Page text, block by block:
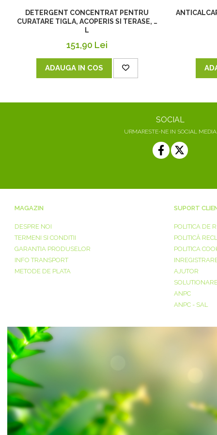
DETERGENT CONCENTRAT PENTRU
CURATARE TIGLA, ACOPERIS SI TERASE, 5
L
151,90 Lei
ADAUGA IN COS
SOCIAL
URMARESTE-NE IN SOCIAL MEDIA
MAGAZIN
DESPRE NOI
TERMENI SI CONDITII
GARANTIA PRODUSELOR
INFO TRANSPORT
METODE DE PLATA
SUPORT
POLITICA DE
POLITICĂ
POLITICA
AJUTOR
ANPC
ANPC - SAL